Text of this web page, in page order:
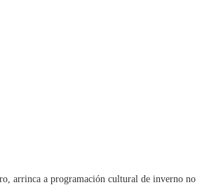
arrinca a programación cultural de inverno no